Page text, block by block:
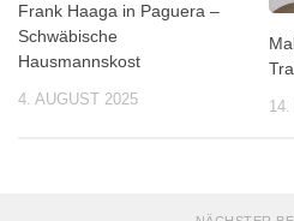
Frank Haaga in Paguera –
Schwäbische
Hausmannskost
4. AUGUST 2025